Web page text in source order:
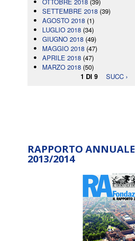
SETTEMBRE 2018 (39)
AGOSTO 2018 (1)
LUGLIO 2018 (34)
GIUGNO 2018 (49)
MAGGIO 2018 (47)
APRILE 2018 (47)
MARZO 2018 (50)
1 DI 9
SUCC ›
RAPPORTO ANNUALE
2013/2014